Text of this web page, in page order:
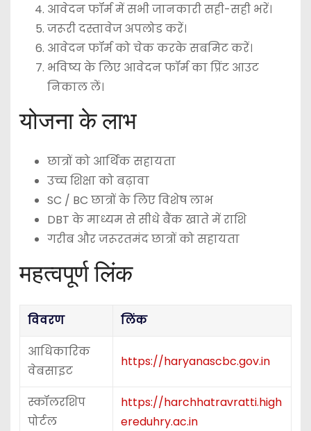
आवेदन फॉर्म में सभी जानकारी सही-सही भरें।
जरूरी दस्तावेज अपलोड करें।
आवेदन फॉर्म को चेक करके सबमिट करें।
भविष्य के लिए आवेदन फॉर्म का प्रिंट आउट
निकाल लें।
योजना के लाभ
छात्रों को आर्थिक सहायता
उच्च शिक्षा को बढ़ावा
SC / BC छात्रों के लिए विशेष लाभ
DBT के माध्यम से सीधे बैंक खाते में राशि
गरीब और जरूरतमंद छात्रों को सहायता
महत्वपूर्ण लिंक
विवरण
लिंक
आधिकारिक
वेबसाइट
https://haryanascbc.gov.in
स्कॉलरशिप
पोर्टल
https://harchhatravratti.high
ereduhry.ac.in